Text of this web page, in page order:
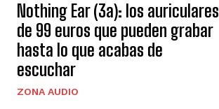
Nothing Ear (3a): los auriculares
de 99 euros que pueden grabar
hasta lo que acabas de
escuchar
ZONA AUDIO